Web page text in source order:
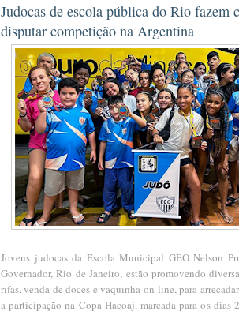
Judocas de escola pública do Rio fazem
disputar competição na Argentina
Jovens judocas da Escola Municipal GEO Nelson
Governador, Rio de Janeiro, estão promovendo
rifas, venda de doces e vaquinha on-line, para
a participação na Copa Hacoaj, marcada para os dias